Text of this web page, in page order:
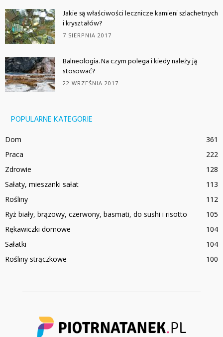
Jakie są właściwości lecznicze kamieni szlachetnych
i kryształów?
7 SIERPNIA 2017
Balneologia. Na czym polega i kiedy należy ją
stosować?
22 WRZEŚNIA 2017
POPULARNE KATEGORIE
Dom
361
Praca
222
Zdrowie
128
Sałaty, mieszanki sałat
113
Rośliny
112
Ryż biały, brązowy, czerwony, basmati, do sushi i risotto
105
Rękawiczki domowe
104
Sałatki
104
Rośliny strączkowe
100